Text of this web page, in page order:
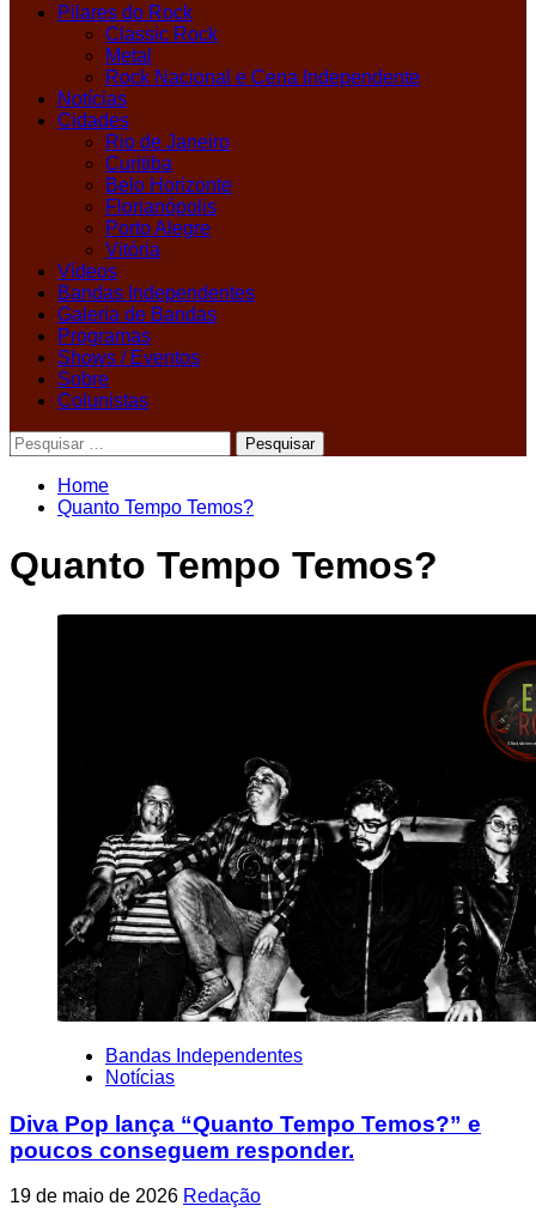
Pilares do Rock
Classic Rock
Metal
Rock Nacional e Cena Independente
Notícias
Cidades
Rio de Janeiro
Curitiba
Belo Horizonte
Florianópolis
Porto Alegre
Vitória
Vídeos
Bandas Independentes
Galeria de Bandas
Programas
Shows / Eventos
Sobre
Colunistas
Pesquisar
por:
Home
Quanto Tempo Temos?
Quanto Tempo Temos?
Bandas Independentes
Notícias
Diva Pop lança “Quanto Tempo Temos?” e
poucos conseguem responder.
19 de maio de 2026 Redação